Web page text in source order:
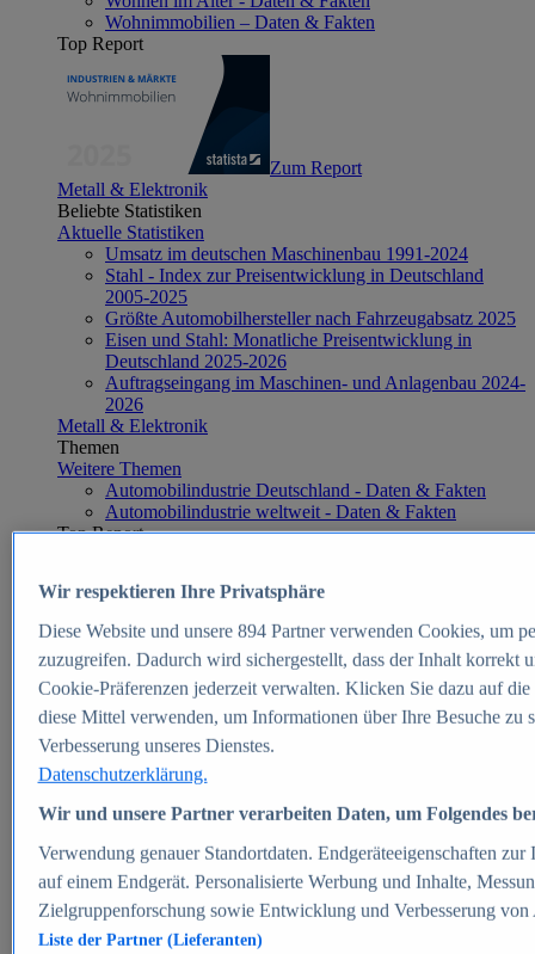
Wohnimmobilien – Daten & Fakten
Top Report
Zum Report
Metall & Elektronik
Beliebte Statistiken
Aktuelle Statistiken
Umsatz im deutschen Maschinenbau 1991-2024
Stahl - Index zur Preisentwicklung in Deutschland
2005-2025
Größte Automobilhersteller nach Fahrzeugabsatz 2025
Eisen und Stahl: Monatliche Preisentwicklung in
Deutschland 2025-2026
Auftragseingang im Maschinen- und Anlagenbau 2024-
2026
Metall & Elektronik
Themen
Weitere Themen
Automobilindustrie Deutschland - Daten & Fakten
Automobilindustrie weltweit - Daten & Fakten
Top Report
Zum Report
E-commerce
Beliebte Statistiken
Aktuelle Statistiken
E-Commerce - Entwicklung des Umsatzes in
Deutschland 1999-2025
Umsatz von Amazon in Deutschland und weltweit
2010-2025
B2C-E-Commerce: Top-50 Online Shops in
Deutschland 2024
Marktanteile von Online-Zahlungsverfahren in
Deutschland 2024
Umsatzstarke Warengruppen im Online-Handel in
Deutschland 2023-2025
Wir respektieren Ihre Privatsphäre
Diese Website und unsere 894Partner verwenden Cookies, um
zuzugreifen. Dadurch wird sichergestellt, dass der Inhalt korrekt
Cookie-Präferenzen jederzeit verwalten. Klicken Sie dazu auf
diese Mittel verwenden, um Informationen über Ihre Besuche
Verbesserung unseres Dienstes.
Datenschutzerklärung.
Wir und unsere Partner verarbeiten Daten, um Folgendes
Verwendung genauer Standortdaten. Endgeräteeigenschaften
auf einem Endgerät. Personalisierte Werbung und Inhalte,
Zielgruppenforschung sowie Entwicklung und Verbesserung von
Liste der Partner (Lieferanten)